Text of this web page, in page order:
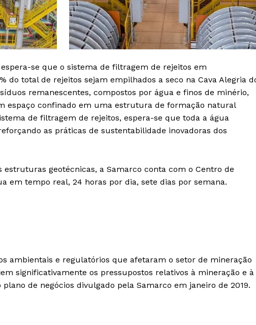
se que o sistema de filtragem de rejeitos em
do total de rejeitos sejam empilhados a seco na Cava Alegria
remanescentes, compostos por água e finos de minério,
espaço confinado em uma estrutura de formação natural
de filtragem de rejeitos, espera-se que toda a água
as práticas de sustentabilidade inovadoras dos
geotécnicas, a Samarco conta com o Centro de
em tempo real, 24 horas por dia, sete dias por semana.
ambientais e regulatórios que afetaram o setor de mineração
significativamente os pressupostos relativos à mineração e à
de negócios divulgado pela Samarco em janeiro de 2019.